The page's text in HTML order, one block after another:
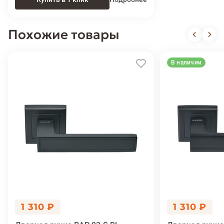
Похожие товары
1 310 ₽
В наличии
1 310 ₽